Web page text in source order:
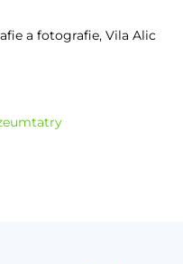
a fotografie, Vila Alic